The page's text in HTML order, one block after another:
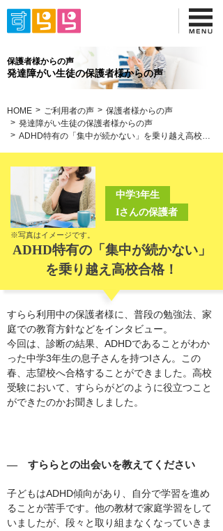
保護者様からの声
発達障がい生徒の保護者様からの声
HOME ご利用者の声
保護者様からの声
発達障がい生徒の保護者様からの声
ADHD特有の「集中が続かない」を乗り越え高校合格！
※写真はイメージです。
中学3年生
Iさんの保護者
ADHD特有の「集中が続かない」
を乗り越え高校合格！
すらら利用中の保護者様に、普段の勉強法、家
庭での教育方針などをインタビュー。
今回は、診断の結果、ADHDであることがわか
った中学3年生の息子さんを持つIさん。この
春、志望校へ合格することができました。高校
受験において、すららがどのように役立つこと
ができたのかお聞きしました。
― すららとの出会いを教えてください
子どもはADHD傾向があり、自分で学習を進め
ることが苦手です。他の教材で家庭学習をして
いましたが、段々と取り組まなくなっていきま